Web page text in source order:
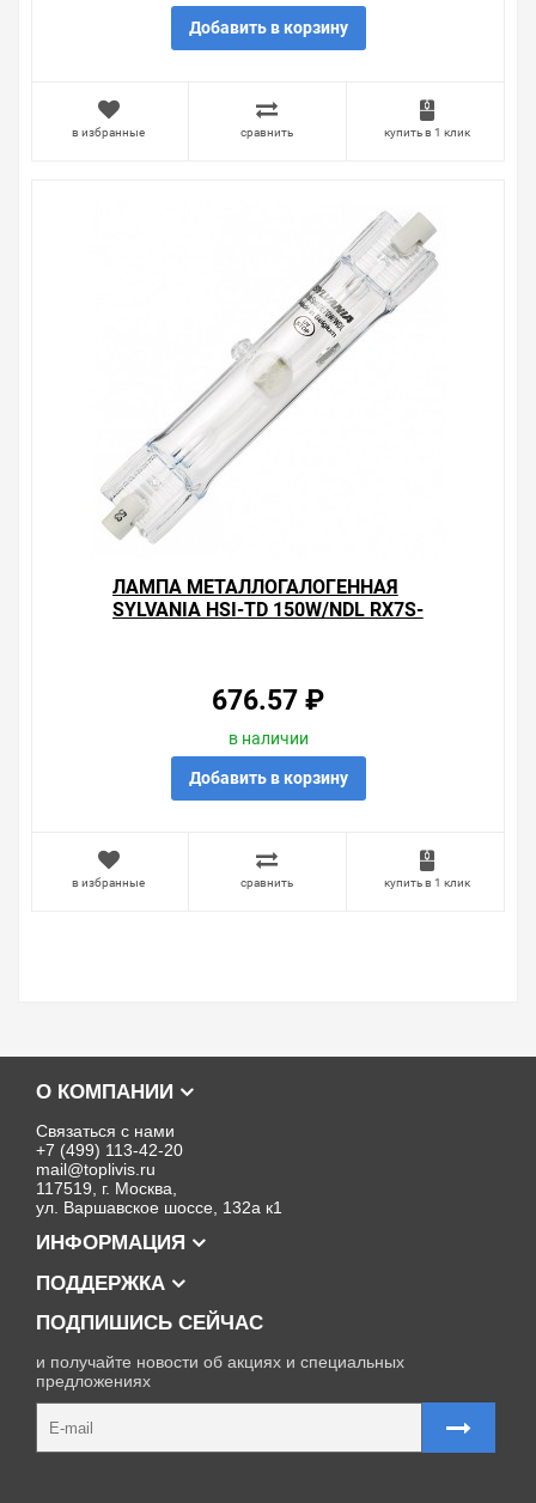
Добавить в корзину
в избранные сравнить купить в 1 клик
ЛАМПА МЕТАЛЛОГАЛОГЕННАЯ
SYLVANIA HSI-TD 150W/NDL RX7S-
676.57 ₽
в наличии
Добавить в корзину
в избранные сравнить купить в 1 клик
О КОМПАНИИ
Связаться с нами
+7 (499) 113-42-20
mail@toplivis.ru
117519, г. Москва,
ул. Варшавское шоссе, 132а к1
ИНФОРМАЦИЯ
ПОДДЕРЖКА
ПОДПИШИСЬ СЕЙЧАС
и получайте новости об акциях и специальных
предложениях